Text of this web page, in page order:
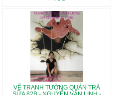
VẼ TRANH TƯỜNG QUÁN TRÀ